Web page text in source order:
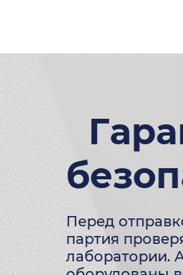
Перед
партия
лаборатории.